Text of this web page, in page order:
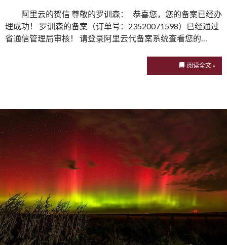
阿里云的贺信 尊敬的罗训森： 恭喜您，您的备案已经办
理成功！ 罗训森的备案（订单号：23520071598）已经通过
省通信管理局审核！ 请登录阿里云代备案系统查看您的…
阅读全文 »